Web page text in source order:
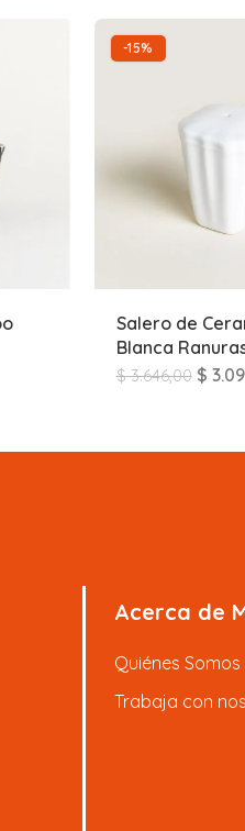
-15%
Salero de
Blanca
$3.646,00 $
Acerca de
Quiénes Somos
Trabaja con